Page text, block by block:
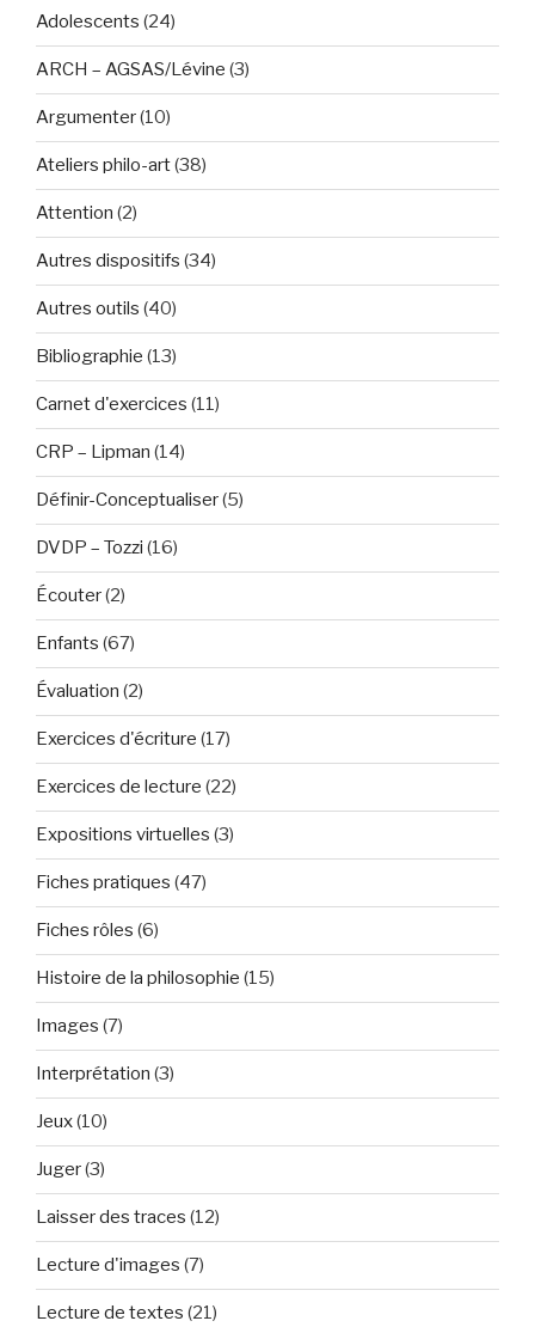
Adolescents (24)
ARCH – AGSAS/Lévine (3)
Argumenter(10)
Ateliers philo-art(38)
Attention (2)
Autres dispositifs (34)
Autres outils (40)
Bibliographie (13)
Carnet d'exercices (11)
CRP – Lipman (14)
Définir-Conceptualiser(5)
DVDP – Tozzi (16)
Écouter(2)
Enfants (67)
Évaluation (2)
Exercices d'écriture (17)
Exercices de lecture (22)
Expositions virtuelles (3)
Fiches pratiques (47)
Fiches rôles (6)
Histoire de la philosophie (15)
Images (7)
Interprétation (3)
Jeux(10)
Juger(3)
Laisser des traces (12)
Lecture d'images (7)
Lecture de textes (21)